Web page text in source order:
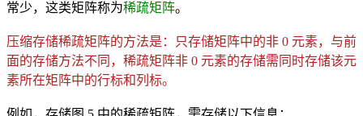
常少，这类矩阵称为稀疏矩阵。
压缩存储稀疏矩阵的方法是：只存储矩阵中的非 0 元素，与前
面的存储方法不同，稀疏矩阵非 0 元素的存储需同时存储该元
素所在矩阵中的行标和列标。